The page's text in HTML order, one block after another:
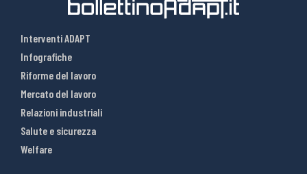
Interventi ADAPT
Infografiche
Riforme del lavoro
Mercato del lavoro
Relazioni industriali
Salute e sicurezza
Welfare